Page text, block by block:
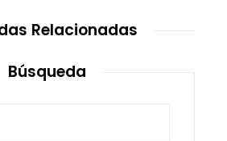
Relacionadas
Búsqueda